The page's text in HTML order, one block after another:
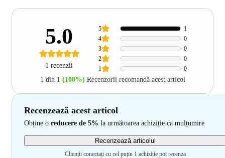
5.0
1 recenzii 1 0
2 0
3 0
4 0
5 1
1 din 1 (100%) Recenzorii recomandă acest articol
Recenzează acest articol
Obține o reducere de 5% la următoarea achiziție ca mulțumire
Recenzează articolul
Clienții conectați cu cel puțin 1 achiziție pot recenza